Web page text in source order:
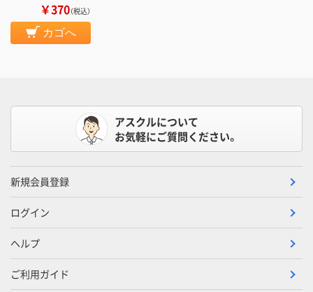
￥370（税込）
カゴへ
アスクルについて
お気軽にご質問ください。
新規会員登録
ログイン
ヘルプ
ご利用ガイド